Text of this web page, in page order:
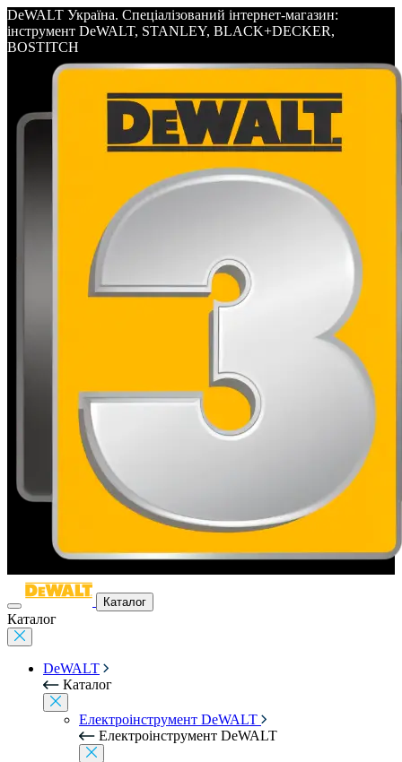
DeWALT Україна. Спеціалізований інтернет-магазин:
інструмент DeWALT, STANLEY, BLACK+DECKER,
BOSTITCH
Каталог
Каталог
DeWALT
Каталог
Електроінструмент DeWALT
Електроінструмент DeWALT